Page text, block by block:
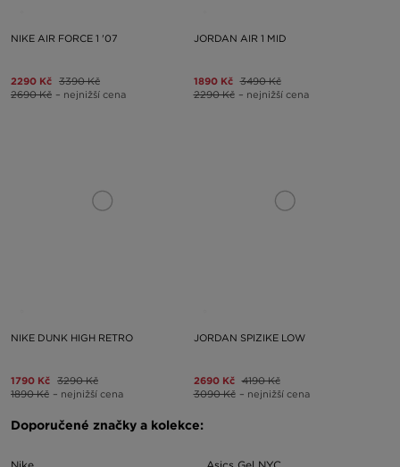
NIKE AIR FORCE 1 '07
2290 Kč 3390 Kč
2690 Kč – nejnižší cena
JORDAN AIR 1 MID
1890 Kč 3490 Kč
2290 Kč – nejnižší cena
NIKE DUNK HIGH RETRO
1790 Kč 3290 Kč
1890 Kč – nejnižší cena
JORDAN SPIZIKE LOW
2690 Kč 4190 Kč
3090 Kč – nejnižší cena
Doporučené značky a kolekce: